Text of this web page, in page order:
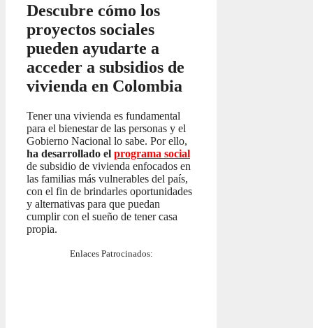
Descubre cómo los
proyectos sociales
pueden ayudarte a
acceder a subsidios de
vivienda en Colombia
Tener una vivienda es fundamental
para el bienestar de las personas y el
Gobierno Nacional lo sabe. Por ello,
ha desarrollado el programa social
de subsidio de vivienda enfocados en
las familias más vulnerables del país,
con el fin de brindarles oportunidades
y alternativas para que puedan
cumplir con el sueño de tener casa
propia.
Enlaces Patrocinados: